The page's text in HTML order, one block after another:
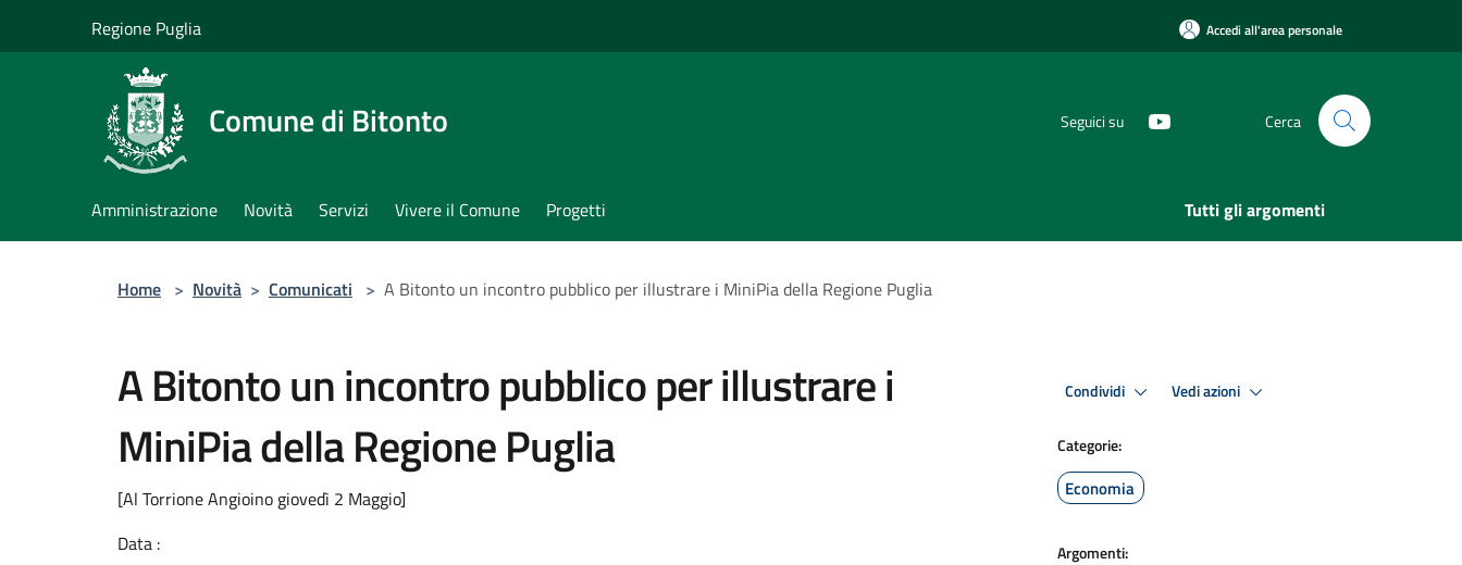
Regione Puglia Accedi all'area personale
Comune di Bitonto Seguici su Cerca
Amministrazione Novità Servizi Vivere il Comune Progetti Tutti gli argomenti
Home > Novità > Comunicati > A Bitonto un incontro pubblico per illustrare i MiniPia della Regione Puglia
A Bitonto un incontro pubblico per illustrare i
MiniPia della Regione Puglia
[Al Torrione Angioino giovedì 2 Maggio]
Data :
Condividi Vedi azioni
Categorie:
Economia
Argomenti: